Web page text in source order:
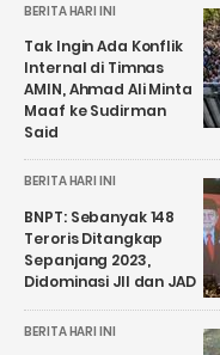
BERITA HARI INI
Tak Ingin Ada Konflik
Internal di Timnas
AMIN, Ahmad Ali Minta
Maaf ke Sudirman
Said
BERITA HARI INI
BNPT: Sebanyak 148
Teroris Ditangkap
Sepanjang 2023,
Didominasi JII dan JAD
BERITA HARI INI